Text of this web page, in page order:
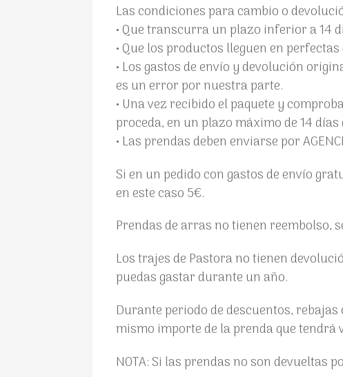
Las condiciones para cambio o
• Que transcurra un plazo inferior a 14
• Que los productos lleguen en
• Los gastos de envío y devolución
es un error por nuestra parte.
• Una vez recibido el paquete y
proceda, en un plazo máximo de 14
• Las prendas deben enviarse por
Si en un pedido con gastos de envío
en este caso 5€.
Prendas de arras no tienen reembolso,
Los trajes de Pastora no tienen
puedas gastar durante un año.
Durante periodo de descuentos,
mismo importe de la prenda que tendrá
NOTA: Si las prendas no son devueltas